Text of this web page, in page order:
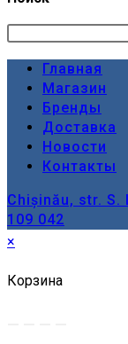
Главная
Магазин
Бренды
Доставка
Новости
Контакты
Chișinău, str. S.
109 042
×
Корзина